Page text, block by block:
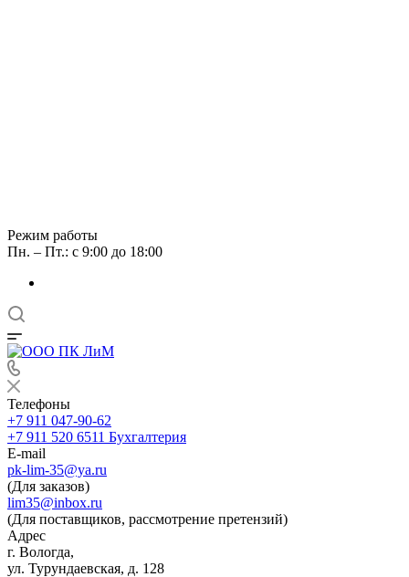
Режим работы
Пн. – Пт.: с 9:00 до 18:00
Телефоны
+7 911 047-90-62
+7 911 520 6511 Бухгалтерия
E-mail
pk-lim-35@ya.ru
(Для заказов)
lim35@inbox.ru
(Для поставщиков, рассмотрение претензий)
Адрес
г. Вологда,
ул. Турундаевская, д. 128